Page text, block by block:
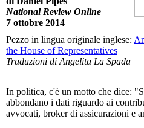
National Review Online
7 ottobre 2014
Pezzo in lingua originale inglese:
the House of Representatives
Traduzioni di Angelita La Spada
In politica, c'è un motto che dice:
abbondano i dati riguardo ai
avvocati, broker di assicurazioni e